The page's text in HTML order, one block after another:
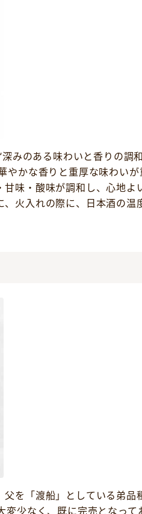
みのある味わいと香りの
やかな香りと重厚な味わい
味・酸味が調和し、心地
、火入れの際に、日本酒の
を「渡船」としている弟
少なく、既に完売となって